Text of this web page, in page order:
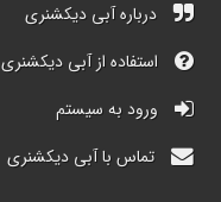
درباره آبی دیکشنری
استفاده از آبی دیکشنری
ورود به سیستم
تماس با آبی دیکشنری